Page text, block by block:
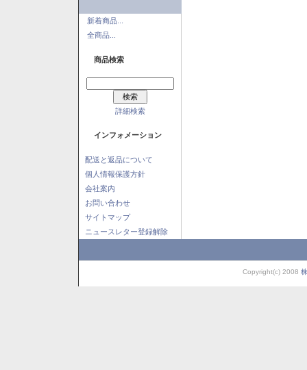
新着商品...
全商品...
商品検索
詳細検索
インフォメーション
配送と返品について
個人情報保護方針
会社案内
お問い合わせ
サイトマップ
ニュースレター登録解除
Copyright(c) 2008